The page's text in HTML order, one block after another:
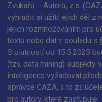
Zvukařů – Autorů, z.s.
vyhradit si užití jejich děl z
jejich rozmnožováním pro
textů nebo dat v souladu s
S platností od 15.5.2025
(tzv. data mining) subjekty
inteligence vyžadovat
správce OAZA, a to za
pro autory, které zastupuje.